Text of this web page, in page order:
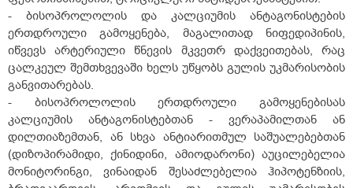
- ბისოპროლოლის და კალციუმის ანტაგონისტების
ერთდროული გამოყენება, მაგალითად ნიფედიპინის,
იწვევს არტერიული წნევის მკვეთრ დაქვეითებას, რაც
ცალკეულ შემთხვევაში ხელს უწყობს გულის უკმარისობის
განვითარებას.
- ბისოპროლოლის ერთდროული გამოყენებისას
კალციუმის ანტაგონისტებთან - ვერაპამილთან ან
დილთიაზემთან, ან სხვა ანტიარითმულ საშუალებებთან
(დიზოპირამიდი, ქინიდინი, ამიოდარონი) აუცილებელია
მონიტორინგი, ვინაიდან შესაძლებელია ჰიპოტენზიის,